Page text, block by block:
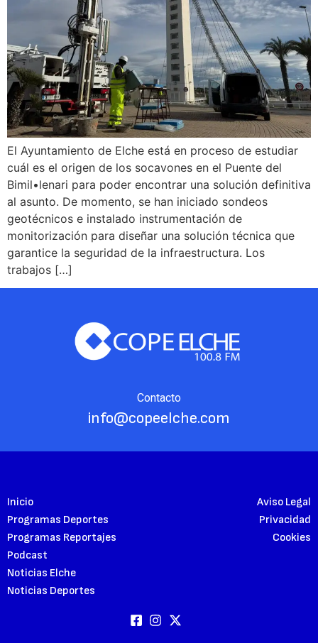
El Ayuntamiento de Elche está en proceso de estudiar
cuál es el origen de los socavones en el Puente del
Bimil•lenari para poder encontrar una solución definitiva
al asunto. De momento, se han iniciado sondeos
geotécnicos e instalado instrumentación de
monitorización para diseñar una solución técnica que
garantice la seguridad de la infraestructura. Los
trabajos […]
Contacto
info@copeelche.com
Inicio
Programas Deportes
Programas Reportajes
Podcast
Noticias Elche
Noticias Deportes
Aviso Legal
Privacidad
Cookies